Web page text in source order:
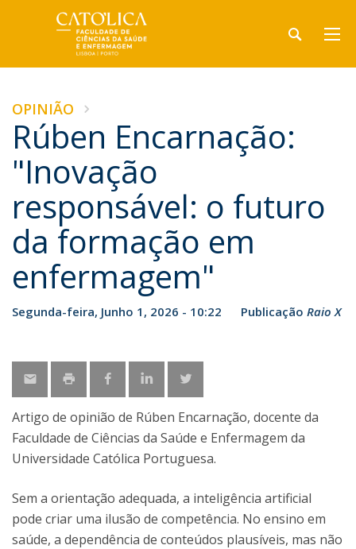
OPINIÃO
Rúben Encarnação:
"Inovação
responsável: o futuro
da formação em
enfermagem"
Segunda-feira, Junho 1, 2026 - 10:22 Publicação Raio X
Artigo de opinião de Rúben Encarnação, docente da
Faculdade de Ciências da Saúde e Enfermagem da
Universidade Católica Portuguesa.
Sem a orientação adequada, a inteligência artificial
pode criar uma ilusão de competência. No ensino em
saúde, a dependência de conteúdos plausíveis, mas não